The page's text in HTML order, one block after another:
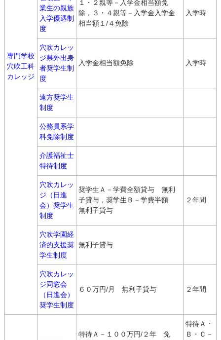
専門学校
穴吹工科
カレッジ
業生の親族
入学優遇制
度
１・２親等－入学金相当額免
除，３・４親等－入学金入学金
相当額１/４免除
入学時
穴吹カレッ
ジ県外出身
者奨学生制
度
入学金相当額免除 入学時
遠方奨学生
制度
公務員系学
科免除制度
介護福祉士
特待制度
穴吹カレッ
ジ（日進
会）奨学生
制度
奨学生Ａ－学費全額貸与 無利
子貸与，奨学生Ｂ－学費半額
無利子貸与
２年間
穴吹学園経
済的支援奨
学生制度
無利子貸与
穴吹カレッ
ジ同窓会
（日進会）
奨学生制度
６０万円/月 無利子貸与 ２年間
特待Ａ－１００万円/２年 免
特待Ａ・
Ｂ・Ｃ－